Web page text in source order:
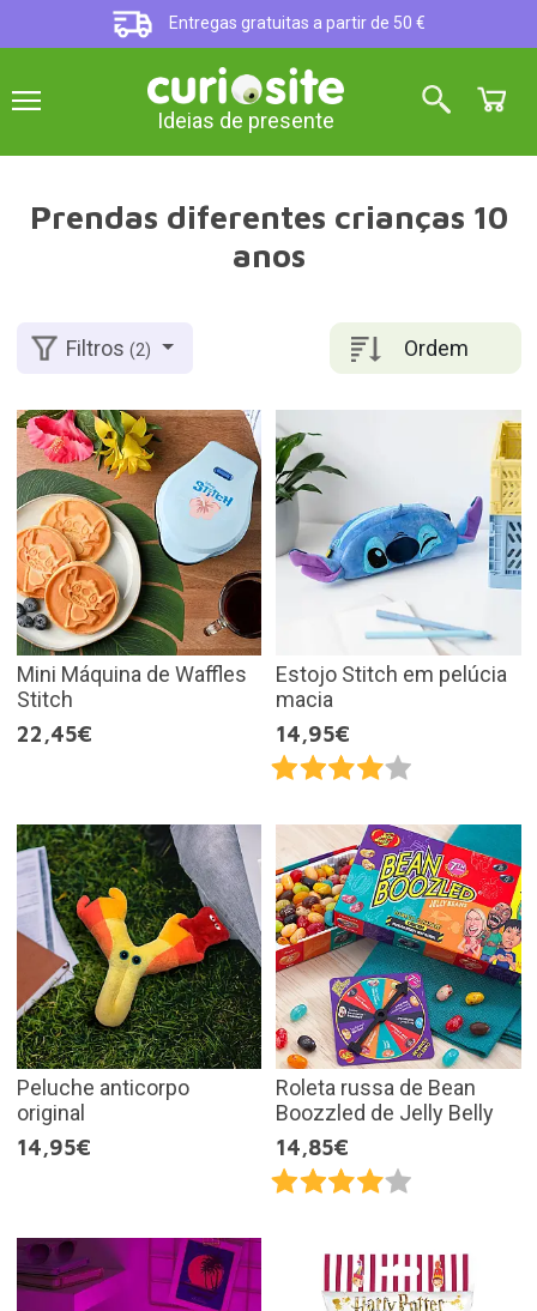
Entregas gratuitas a partir de 50 €
Ideias de presente
Prendas diferentes crianças 10
anos
Ordem
Filtros(2)
Mini Máquina de Waffles
Stitch
22,45€
Estojo Stitch em pelúcia
macia
14,95€
Peluche anticorpo
original
14,95€
Roleta russa de Bean
Boozzled de Jelly Belly
14,85€